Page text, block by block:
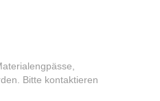
Bitte kontaktieren